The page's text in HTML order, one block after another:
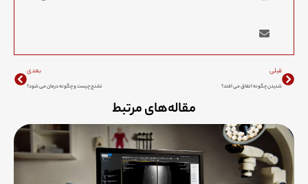
قبلی
شنیدن چگونه اتفاق می افتد؟
بعدی
تشنج چیست و چگونه درمان می شود؟
مقاله‌های مرتبط